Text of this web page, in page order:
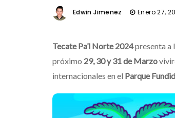
Edwin Jimenez Enero 27,
Tecate Pa’l Norte 2024presenta a
próximo 29, 30 y 31 de Marzo
internacionales en el Parque